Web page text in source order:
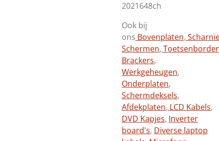
2021648ch
Ook bij
ons Bovenplaten,
Schermen,
Brackers,
Werkgeheugen,
Onderplaten,
Schermdeksels,
Afdekplaten, LCD Kabels,
DVD Kapjes, Inverter
board's, Diverse laptop